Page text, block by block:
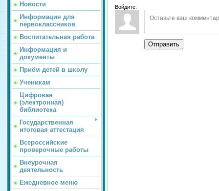
Новости
Информация для
первоклассников
Воспитательная работа
Информация и
документы
Приём детей в школу
Ученикам
Цифровая
(электронная)
библиотека
Государственная
итоговая аттестация
Всероссийские
проверочные работы
Внеурочная
деятельность
Ежедневное меню
Войдите:
Отправить